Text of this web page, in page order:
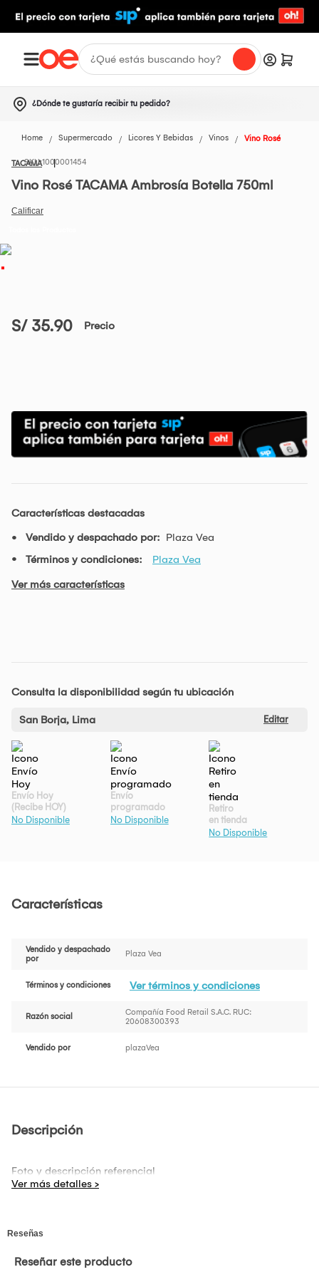
¿Dónde te gustaría recibir tu pedido?
Home Supermercado Licores Y Bebidas Vinos Vino Rosé
TACAMA1000001454
Vino Rosé TACAMA Ambrosía Botella 750ml
S/ 35.90 Precio
Características destacadas
Vendido y despachado por: Plaza Vea
Términos y condiciones:
Plaza Vea
Ver más características
Consulta la disponibilidad según tu ubicación
San Borja, Lima Editar
Envío Hoy
(Recibe HOY)
No Disponible
Envío
programado
No Disponible
Retiro
en tienda
No Disponible
Características
Vendido y despachado
por
Plaza Vea
Términos y condiciones Ver términos y condiciones
Razón social
Compañía Food Retail S.A.C. RUC:
20608300393
Vendido por plazaVea
Descripción
Foto y descripción referencial